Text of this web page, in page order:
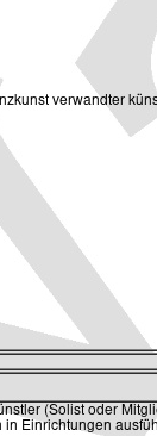
verwandter
(Solist oder
Einrichtungen